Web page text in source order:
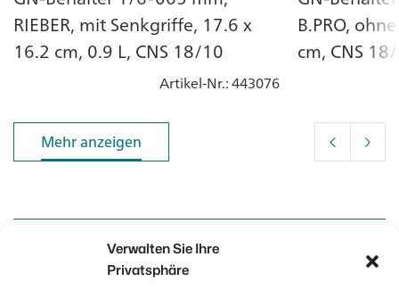
Verwalten Sie Ihre
Privatsphäre
RIEBER, mit Senkgriffe, 17.6 x
16.2 cm, 0.9 L, CNS 18/10
Artikel-Nr.: 443076
B.PRO,
cm, CNS
Mehr anzeigen
Mehr anzeigen
Kontakt
Kontakt